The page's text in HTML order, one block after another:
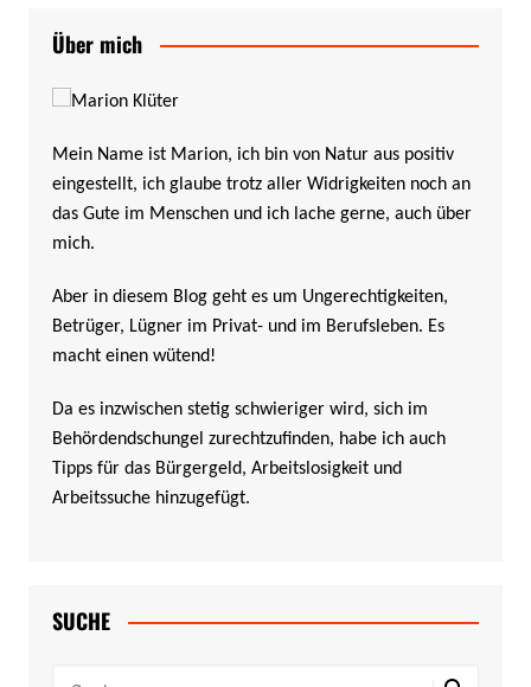
Über mich
Mein Name ist Marion, ich bin von Natur aus positiv
eingestellt, ich glaube trotz aller Widrigkeiten noch an
das Gute im Menschen und ich lache gerne, auch über
mich.
Aber in diesem Blog geht es um Ungerechtigkeiten,
Betrüger, Lügner im Privat- und im Berufsleben. Es
macht einen wütend!
Da es inzwischen stetig schwieriger wird, sich im
Behördendschungel zurechtzufinden, habe ich auch
Tipps für das Bürgergeld, Arbeitslosigkeit und
Arbeitssuche hinzugefügt.
SUCHE